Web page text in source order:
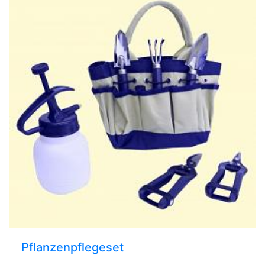
Pflanzenpflegeset